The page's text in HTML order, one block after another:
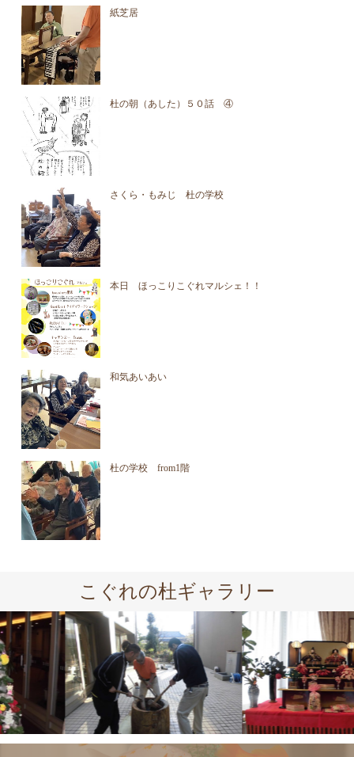
紙芝居
杜の朝（あした）５０話 ④
さくら・もみじ 杜の学校
本日 ほっこりこぐれマルシェ！！
和気あいあい
杜の学校 from1階
こぐれの杜ギャラリー